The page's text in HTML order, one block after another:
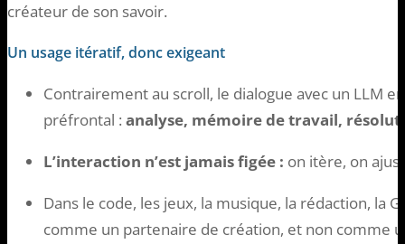
créateur de son savoir.
Un usage itératif, donc exigeant
Contrairement au scroll, le dialogue avec un LLM
préfrontal : analyse, mémoire de travail,
L’interaction n’est jamais figée : on itère, on
Dans le code, les jeux, la musique, la rédaction, la
comme un partenaire de création, et non comme